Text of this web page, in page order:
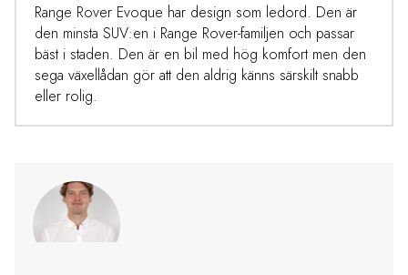
Range Rover Evoque har design som ledord. Den är
den minsta SUV:en i Range Rover-familjen och passar
bäst i staden. Den är en bil med hög komfort men den
sega växellådan gör att den aldrig känns särskilt snabb
eller rolig.